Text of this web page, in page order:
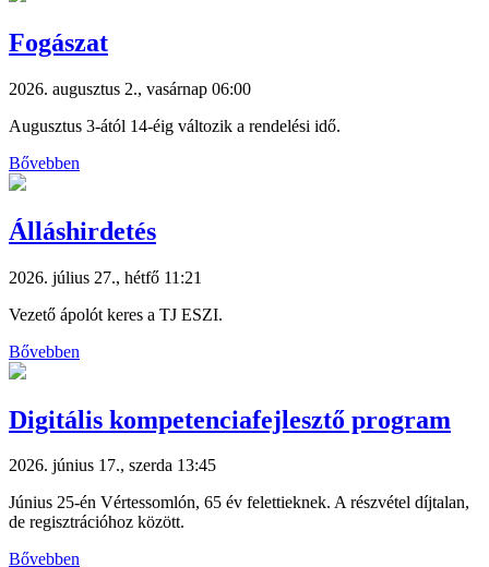
Fogászat
2026. augusztus 2., vasárnap 06:00
Augusztus 3-ától 14-éig változik a rendelési idő.
Bővebben
Álláshirdetés
2026. július 27., hétfő 11:21
Vezető ápolót keres a TJ ESZI.
Bővebben
Digitális kompetenciafejlesztő program
2026. június 17., szerda 13:45
Június 25-én Vértessomlón, 65 év felettieknek. A részvétel díjtalan,
de regisztrációhoz között.
Bővebben